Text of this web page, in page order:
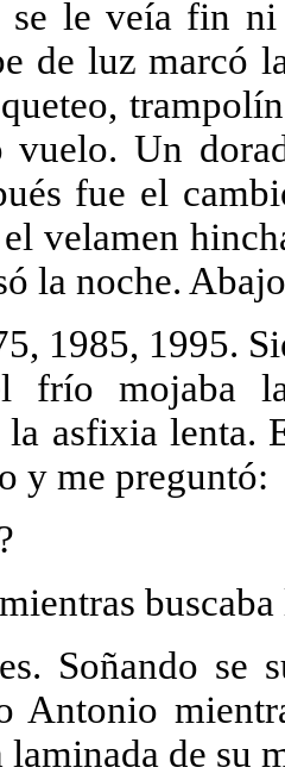
se le veía fin
de luz marcó
vuelo. Un
fue el
velamen
la noche.
1985, 1995.
frío mojaba
la asfixia
y me preguntó:
Soñando se
Antonio
de su